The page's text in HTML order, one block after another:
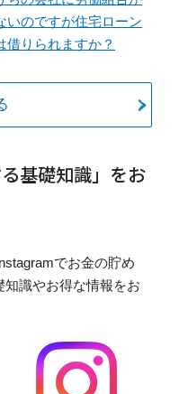
いのですが住宅ローン
借りられますか？
基礎知識」をお
でお金の貯め
識やお得な情報をお